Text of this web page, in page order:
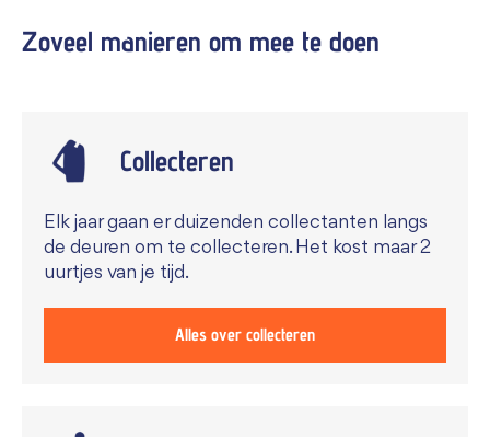
Zoveel manieren om mee te doen
Collecteren
Elk jaar gaan er duizenden collectanten langs
de deuren om te collecteren. Het kost maar 2
uurtjes van je tijd.
Alles over collecteren